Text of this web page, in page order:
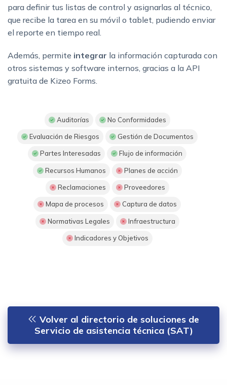
para definir tus listas de control y asignarlas al técnico,
que recibe la tarea en su móvil o tablet, pudiendo enviar
el reporte en tiempo real.
Además, permite integrar la información capturada con
otros sistemas y software internos, gracias a la API
gratuita de Kizeo Forms.
Auditorías No Conformidades
Evaluación de Riesgos Gestión de Documentos
Partes Interesadas Flujo de información
Recursos Humanos Planes de acción
Reclamaciones Proveedores
Mapa de procesos Captura de datos
Normativas Legales Infraestructura
Indicadores y Objetivos
Volver al directorio de soluciones de
Servicio de asistencia técnica (SAT)